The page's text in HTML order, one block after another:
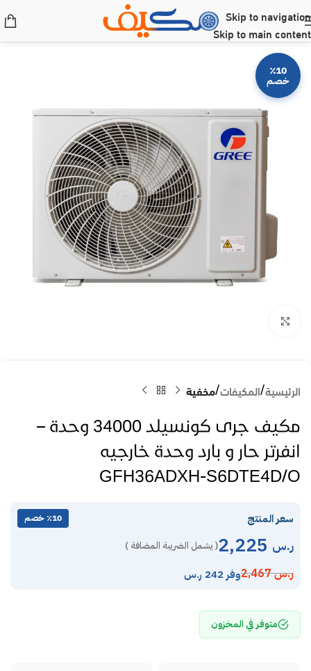
Skip to navigation
Skip to main content
٪10
خصم
الرئيسية المكيفات مخفية
مكيف جرى كونسيلد 34000 وحدة –
انفرتر حار و بارد وحدة خارجيه
GFH36ADXH-S6DTE4D/O
سعر المنتج ٪10 خصم
ر.س ( يشمل الضريبة المضافة )
ر.س2,467 وفر 242 ر.س
متوفر في المخزون